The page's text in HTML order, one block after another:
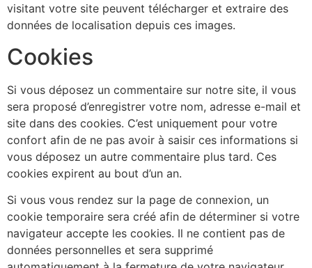
visitant votre site peuvent télécharger et extraire des
données de localisation depuis ces images.
Cookies
Si vous déposez un commentaire sur notre site, il vous
sera proposé d’enregistrer votre nom, adresse e-mail et
site dans des cookies. C’est uniquement pour votre
confort afin de ne pas avoir à saisir ces informations si
vous déposez un autre commentaire plus tard. Ces
cookies expirent au bout d’un an.
Si vous vous rendez sur la page de connexion, un
cookie temporaire sera créé afin de déterminer si votre
navigateur accepte les cookies. Il ne contient pas de
données personnelles et sera supprimé